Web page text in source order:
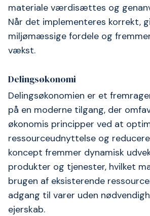
materiale værdisættes og
Når det implementeres korrekt,
miljømæssige fordele og
vækst.
Delingsøkonomi
Delingsøkonomien er et
på en moderne tilgang, der
økonomis principper ved at
ressourceudnyttelse og
koncept fremmer dynamisk
produkter og tjenester, hvilket
brugen af eksisterende
adgang til varer uden
ejerskab.